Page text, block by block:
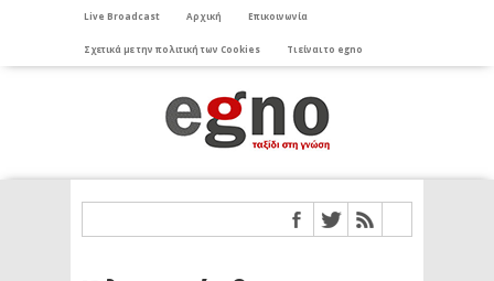
Live Broadcast Αρχική Επικοινωνία
Σχετικά με την πολιτική των Cookies Τι είναι το egno